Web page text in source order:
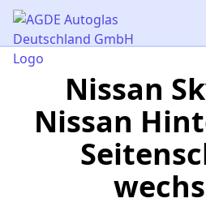
AGDE Autoglas Deutschland
Nissan
Nissan